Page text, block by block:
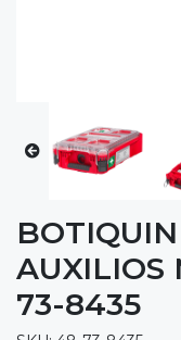
AUXILIOS
73-8435